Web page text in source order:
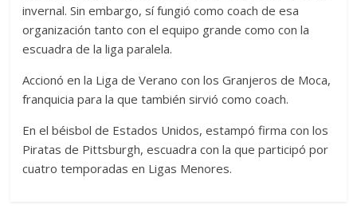
invernal. Sin embargo, sí fungió como coach de esa
organización tanto con el equipo grande como con la
escuadra de la liga paralela.
Accionó en la Liga de Verano con los Granjeros de Moca,
franquicia para la que también sirvió como coach.
En el béisbol de Estados Unidos, estampó firma con los
Piratas de Pittsburgh, escuadra con la que participó por
cuatro temporadas en Ligas Menores.